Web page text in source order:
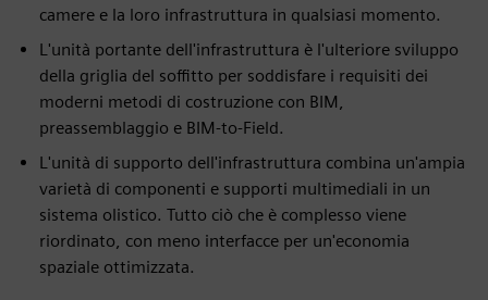
camere e la loro infrastruttura in qualsiasi momento.
L'unità portante dell'infrastruttura è l'ulteriore sviluppo
della griglia del soffitto per soddisfare i requisiti dei
moderni metodi di costruzione con BIM,
preassemblaggio e BIM-to-Field.
L'unità di supporto dell'infrastruttura combina un'ampia
varietà di componenti e supporti multimediali in un
sistema olistico. Tutto ciò che è complesso viene
riordinato, con meno interfacce per un'economia
spaziale ottimizzata.